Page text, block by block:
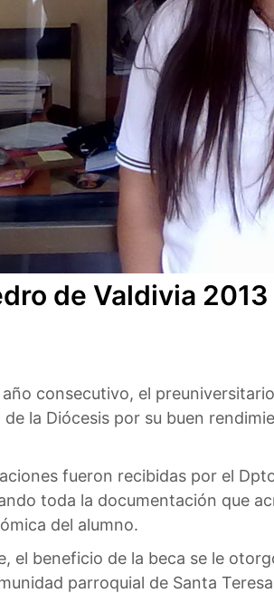
de Valdivia 2013
consecutivo, el
de la Diócesis por su buen
fueron recibidas por el
toda la documentación que
del alumno.
el beneficio de la beca se le
parroquial de Santa